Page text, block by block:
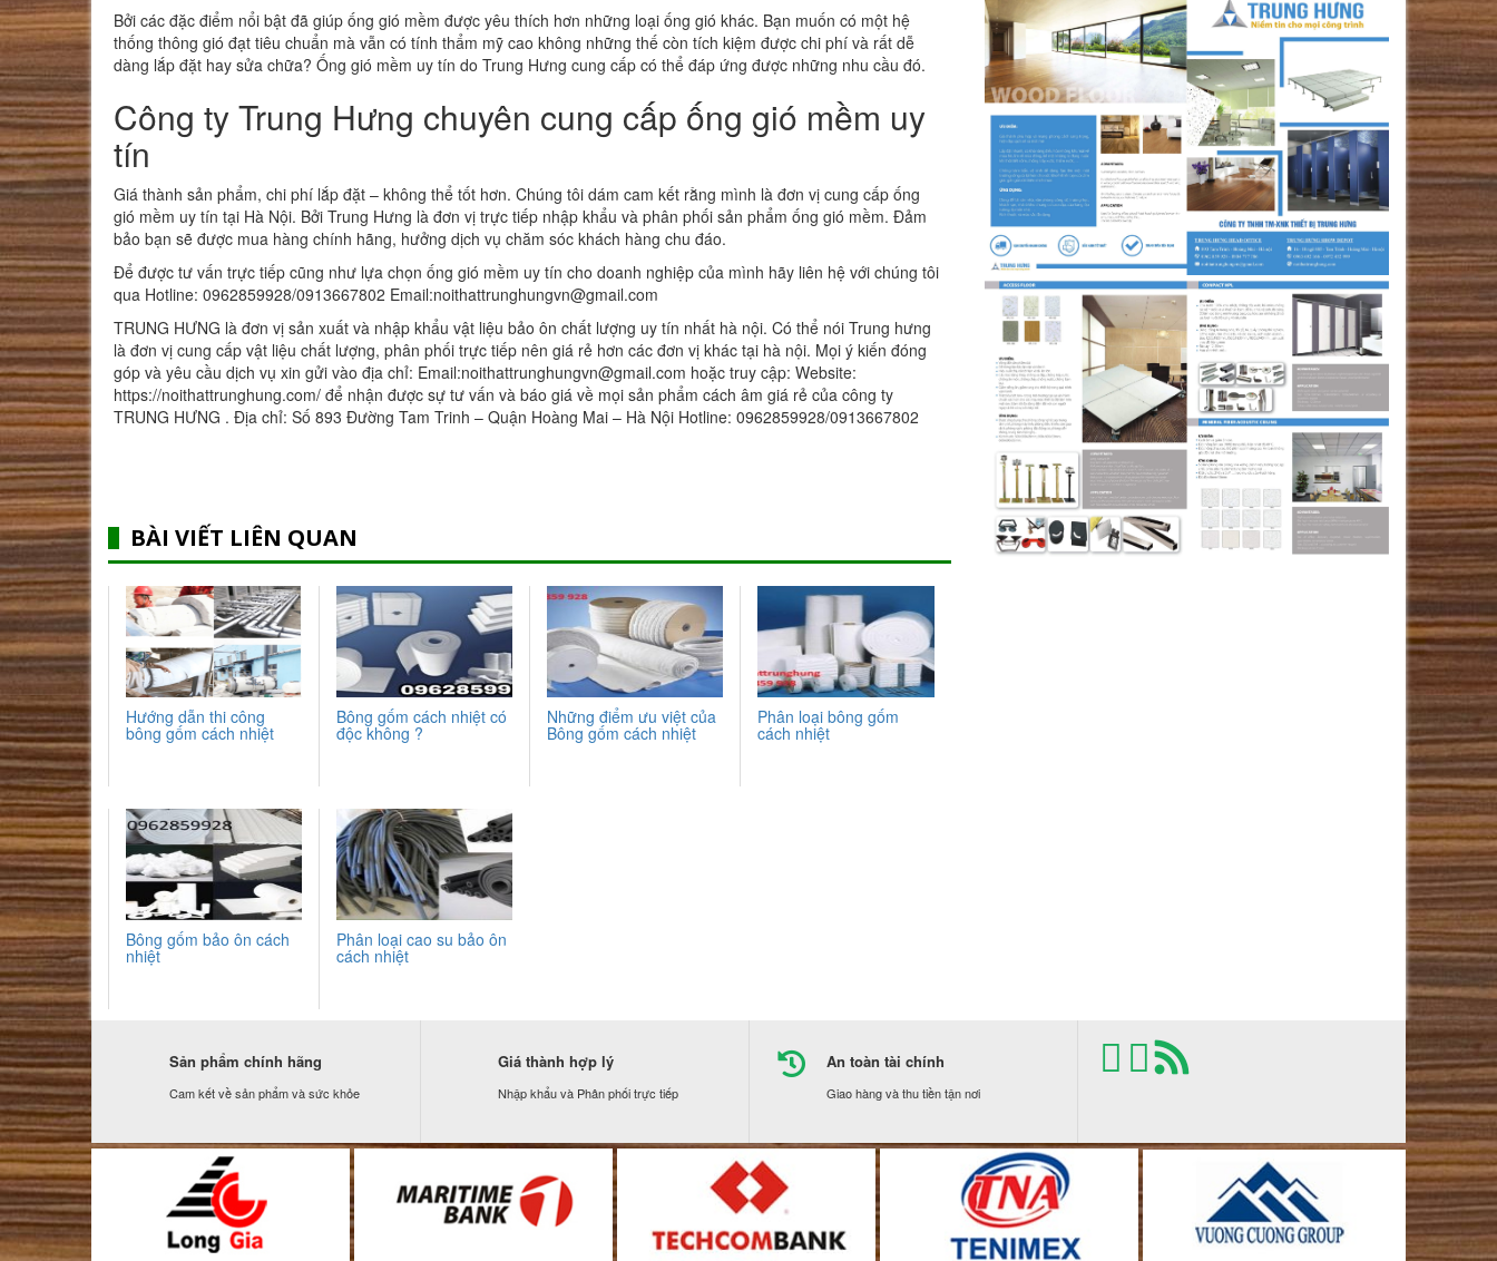
Bởi các đặc điểm nổi bật đã giúp ống gió mềm được yêu thích hơn những loại ống gió khác. Bạn muốn có một hệ
thống thông gió đạt tiêu chuẩn mà vẫn có tính thẩm mỹ cao không những thế còn tích kiệm được chi phí và rất dễ
dàng lắp đặt hay sửa chữa? Ống gió mềm uy tín do Trung Hưng cung cấp có thể đáp ứng được những nhu cầu đó.
Công ty Trung Hưng chuyên cung cấp ống gió mềm uy
tín
Giá thành sản phẩm, chi phí lắp đặt – không thể tốt hơn. Chúng tôi dám cam kết rằng mình là đơn vị cung cấp ống
gió mềm uy tín tại Hà Nội. Bởi Trung Hưng là đơn vị trực tiếp nhập khẩu và phân phối sản phẩm ống gió mềm. Đảm
bảo bạn sẽ được mua hàng chính hãng, hưởng dịch vụ chăm sóc khách hàng chu đáo.
Để được tư vấn trực tiếp cũng như lựa chọn ống gió mềm uy tín cho doanh nghiệp của mình hãy liên hệ với chúng tôi
qua Hotline: 0962859928/0913667802 Email:noithattrunghungvn@gmail.com
TRUNG HƯNG là đơn vị sản xuất và nhập khẩu vật liệu bảo ôn chất lượng uy tín nhất hà nội. Có thể nói Trung hưng
là đơn vị cung cấp vật liệu chất lượng, phân phối trực tiếp nên giá rẻ hơn các đơn vị khác tại hà nội. Mọi ý kiến đóng
góp và yêu cầu dịch vụ xin gửi vào địa chỉ: Email:noithattrunghungvn@gmail.com hoặc truy cập: Website:
https://noithattrunghung.com/ để nhận được sự tư vấn và báo giá về mọi sản phẩm cách âm giá rẻ của công ty
TRUNG HƯNG . Địa chỉ: Số 893 Đường Tam Trinh – Quận Hoàng Mai – Hà Nội Hotline: 0962859928/0913667802
BÀI VIẾT LIÊN QUAN
Hướng dẫn thi công
bông gốm cách nhiệt
Bông gốm cách nhiệt có
độc không ?
Những điểm ưu việt của
Bông gốm cách nhiệt
Phân loại bông gốm
cách nhiệt
Bông gốm bảo ôn cách
nhiệt
Phân loại cao su bảo ôn
cách nhiệt
Sản phẩm chính hãng
Cam kết về sản phẩm và sức khỏe
Giá thành hợp lý
Nhập khẩu và Phân phối trực tiếp
An toàn tài chính
Giao hàng và thu tiền tận nơi